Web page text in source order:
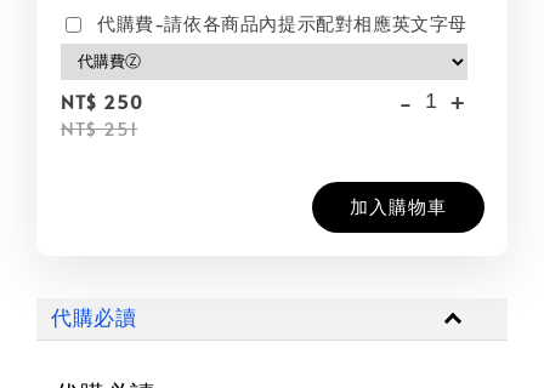
代購費-請依各商品內提示配對相應英文字母
NT$ 250
NT$ 251
- +
加入購物車
代購必讀